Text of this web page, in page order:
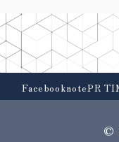
FacebooknotePR
©︎